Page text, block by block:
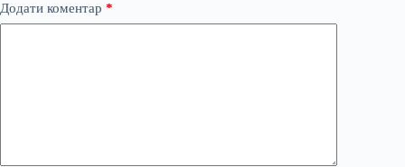
Додати коментар *